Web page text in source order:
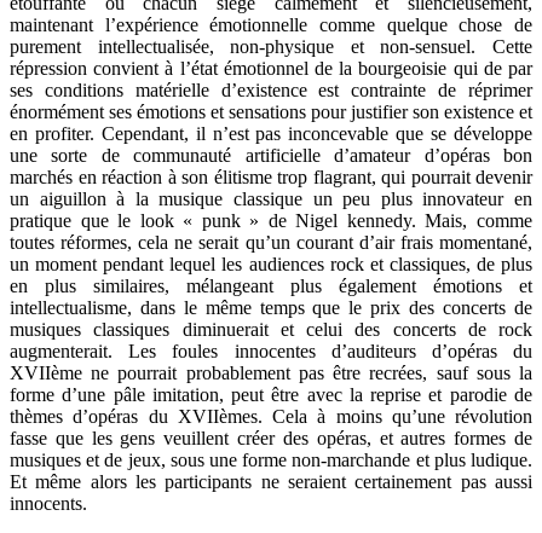
maintenant l’expérience émotionnelle comme quelque chose de
purement intellectualisée, non-physique et non-sensuel. Cette
répression convient à l’état émotionnel de la bourgeoisie qui de par
ses conditions matérielle d’existence est contrainte de réprimer
énormément ses émotions et sensations pour justifier son existence et
en profiter. Cependant, il n’est pas inconcevable que se développe
une sorte de communauté artificielle d’amateur d’opéras bon
marchés en réaction à son élitisme trop flagrant, qui pourrait devenir
un aiguillon à la musique classique un peu plus innovateur en
pratique que le look « punk » de Nigel kennedy. Mais, comme
toutes réformes, cela ne serait qu’un courant d’air frais momentané,
un moment pendant lequel les audiences rock et classiques, de plus
en plus similaires, mélangeant plus également émotions et
intellectualisme, dans le même temps que le prix des concerts de
musiques classiques diminuerait et celui des concerts de rock
augmenterait. Les foules innocentes d’auditeurs d’opéras du
XVIIème ne pourrait probablement pas être recrées, sauf sous la
forme d’une pâle imitation, peut être avec la reprise et parodie de
thèmes d’opéras du XVIIèmes. Cela à moins qu’une révolution
fasse que les gens veuillent créer des opéras, et autres formes de
musiques et de jeux, sous une forme non-marchande et plus ludique.
Et même alors les participants ne seraient certainement pas aussi
innocents.